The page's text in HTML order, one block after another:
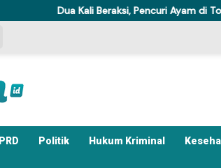
Beraksi, Pencuri Ayam di Torue Akhirnya Ditahan
Politik Hukum Kriminal